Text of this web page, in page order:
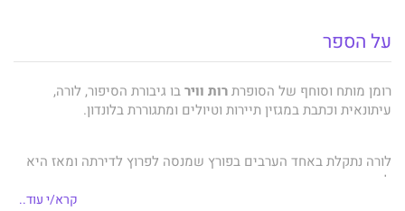
על הספר
רומן מותח וסוחף של הסופרתרות ווירבו גיבורת הסיפור, לורה,
עיתונאית וכתבת במגזין תיירות וטיולים ומתגוררת בלונדון.
לורה נתקלת באחד הערבים בפורץ שמנסה לפרוץ לדירתה ומאז היא
לא נרגעת מהמחשבה שהמקום שבו היא מתגוררת כבר אינו מקום
קרא/י עוד..